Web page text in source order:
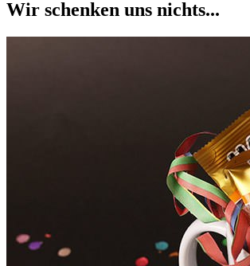
Wir schenken uns nichts...